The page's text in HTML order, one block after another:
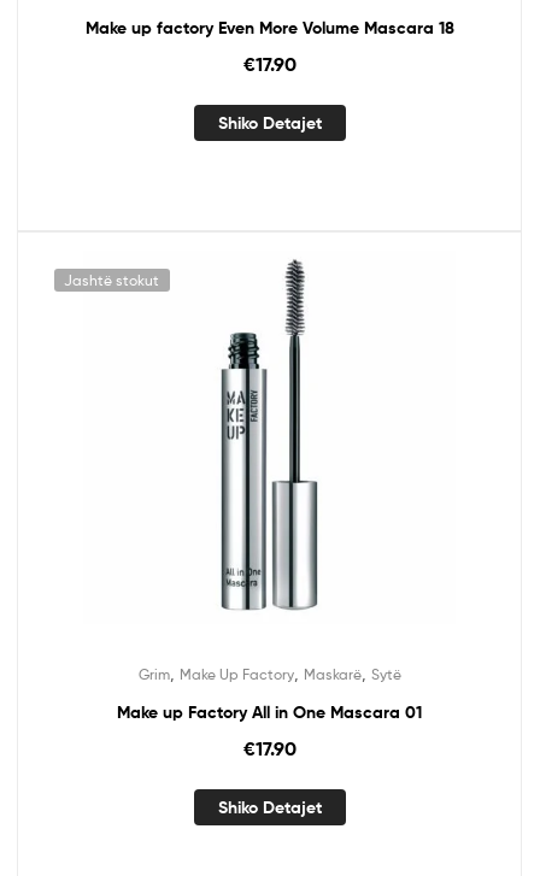
Make up factory Even More Volume Mascara 18
€17.90
Shiko Detajet
Jashtë stokut
Grim, Make Up Factory, Maskarë, Sytë
Make up Factory All in One Mascara 01
€17.90
Shiko Detajet